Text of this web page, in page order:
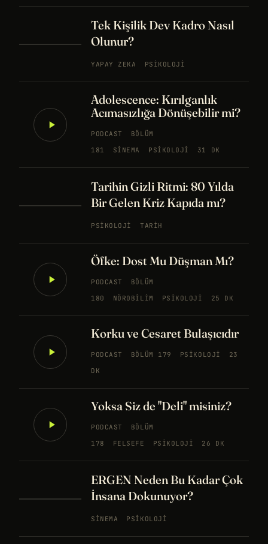
Tek Kişilik Dev Kadro Nasıl
Olunur?
YAPAY ZEKA PSIKOLOJI
Adolescence: Kırılganlık
Acımasızlığa Dönüşebilir mi?
PODCAST
BÖLÜM
181
SINEMA PSIKOLOJI 31 DK
Tarihin Gizli Ritmi: 80 Yılda
Bir Gelen Kriz Kapıda mı?
PSIKOLOJI TARIH
Öfke: Dost Mu Düşman Mı?
PODCAST
BÖLÜM
180
NÖROBILIM PSIKOLOJI 25 DK
Korku ve Cesaret Bulaşıcıdır
PODCAST BÖLÜM 179 PSIKOLOJI
23
DK
Yoksa Siz de "Deli" misiniz?
PODCAST
BÖLÜM
178
FELSEFE PSIKOLOJI 26 DK
ERGEN Neden Bu Kadar Çok
İnsana Dokunuyor?
SINEMA PSIKOLOJI